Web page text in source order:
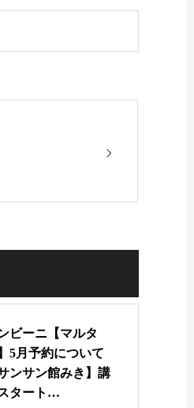
ビーニ【マルタ
5月予約について
サンサン館みき】講
タート…